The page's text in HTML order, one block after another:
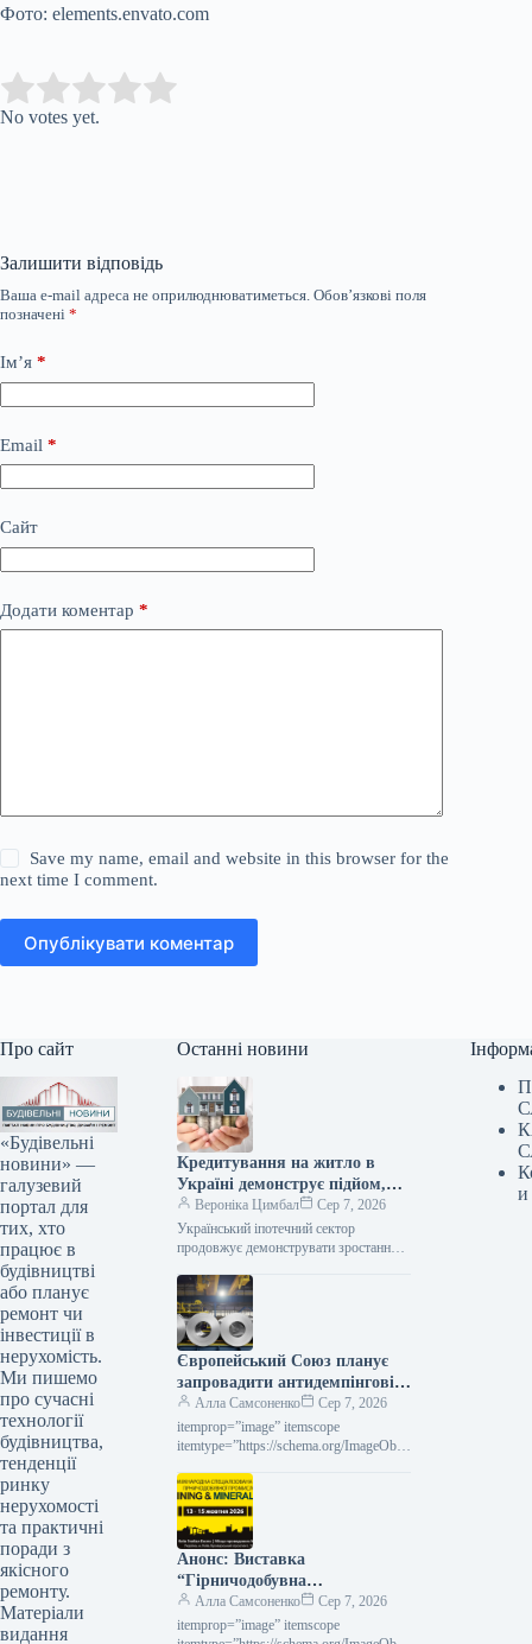
Фото: elements.envato.com
Rate this item:
No votes yet.
Залишити відповідь
Ваша e-mail адреса не оприлюднюватиметься. Обов’язкові поля
позначені *
Ім’я *
Email *
Сайт
Додати коментар *
Save my name, email and website in this browser for the
next time I comment.
Опублікувати коментар
Про сайт
«Будівельні
новини» —
галузевий
портал для
тих, хто
працює в
будівництві
або планує
ремонт чи
інвестиції в
нерухомість.
Ми пишемо
про сучасні
технології
будівництва,
тенденції
ринку
нерухомості
та практичні
поради з
якісного
ремонту.
Матеріали
видання
Останні новини
Кредитування на житло в
Україні демонструє підйом,
проте без підтримки держави
сфера практично не
функціонує.
Вероніка Цимбал
Сер 7, 2026
Український іпотечний сектор
продовжує демонструвати зростання,
винятково залежним від державної
допомоги. Згідно з заявою Олени…
Європейський Союз планує
запровадити антидемпінгові
збори на холоднокатаний
прокат з п’яти держав.
Алла Самсоненко
Сер 7, 2026
itemprop=”image” itemscope
itemtype=”https://schema.org/ImageObje
Холоднокатаний рулон Новини
Глобальний ринок захисні заходи
Роздрукувати 197 07 Серпня 2026 ЄС
планує запровадити…
Анонс: Виставка
“Гірничодобувна
промисловість та мінерали
Експо 2026”
Алла Самсоненко
Сер 7, 2026
itemprop=”image” itemscope
и